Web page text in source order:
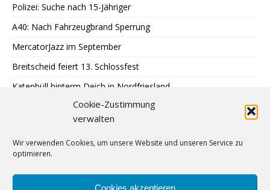
Cookie-Zustimmung
verwalten
Wir verwenden Cookies, um unsere Website und unseren Service zu
optimieren.
Cookies akzeptieren
Polizei: Suche nach 15-Jähriger
A40: Nach Fahrzeugbrand Sperrung
MercatorJazz im September
Breitscheid feiert 13. Schlossfest
Katenbüll hinterm Deich in Nordfriesland
SPD: Trauer um Klaus Hänsch
Jubiläums-Journal unmittelbar erschienen
Stadtwerke: Fünf neue Auszubildende
Sommerkarneval auf dem Rathausvorplatz